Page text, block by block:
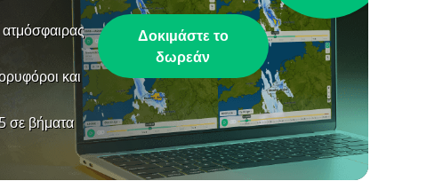
και
σε βήματα
Δοκιμάστε το
δωρεάν